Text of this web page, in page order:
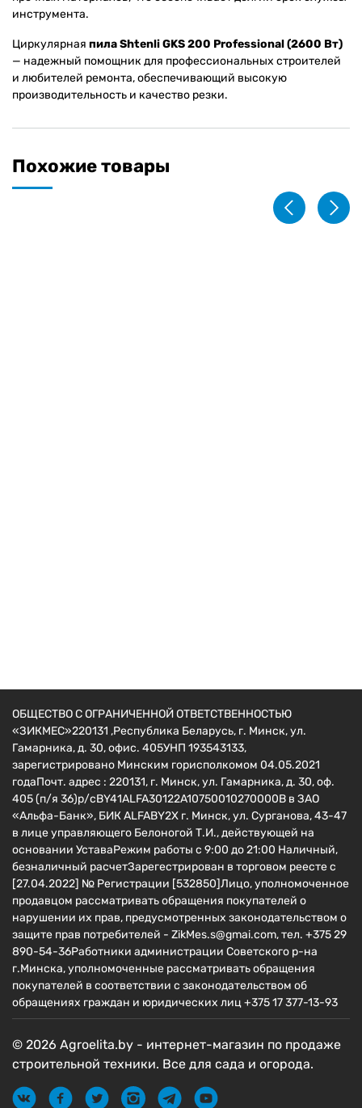
инструмента.
Циркулярная пила Shtenli GKS 200 Professional (2600 Вт)
— надежный помощник для профессиональных строителей
и любителей ремонта, обеспечивающий высокую
производительность и качество резки.
Похожие товары
ОБЩЕСТВО С ОГРАНИЧЕННОЙ ОТВЕТСТВЕННОСТЬЮ
«ЗИКМЕС»220131 ,Республика Беларусь, г. Минск, ул.
Гамарника, д. 30, офис. 405УНП 193543133,
зарегистрировано Минским горисполкомом 04.05.2021
годаПочт. адрес : 220131, г. Минск, ул. Гамарника, д. 30, оф.
405 (п/я 36)р/сBY41ALFA30122A10750010270000B в ЗАО
«Альфа-Банк», БИК ALFABY2X г. Минск, ул. Сурганова, 43-47
в лице управляющего Белоногой Т.И., действующей на
основании УставаРежим работы с 9:00 до 21:00 Наличный,
безналичный расчетЗарегестрирован в торговом реесте c
[27.04.2022] № Регистрации [532850]Лицо, уполномоченное
продавцом рассматривать обращения покупателей о
нарушении их прав, предусмотренных законодательством о
защите прав потребителей - ZikMes.s@gmai.com, тел. +375 29
890-54-36Работники администрации Советского р-на
г.Минска, уполномоченные рассматривать обращения
покупателей в соответствии с законодательством об
обращениях граждан и юридических лиц +375 17 377-13-93
© 2026 Agroelita.by - интернет-магазин по продаже
строительной техники. Все для сада и огорода.